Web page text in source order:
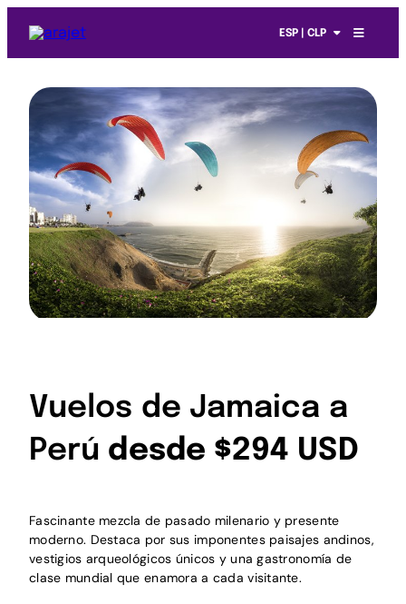
ESP | CLP
Vuelos de Jamaica a
Perú desde $294 USD
Fascinante mezcla de pasado milenario y presente
moderno. Destaca por sus imponentes paisajes andinos,
vestigios arqueológicos únicos y una gastronomía de
clase mundial que enamora a cada visitante.